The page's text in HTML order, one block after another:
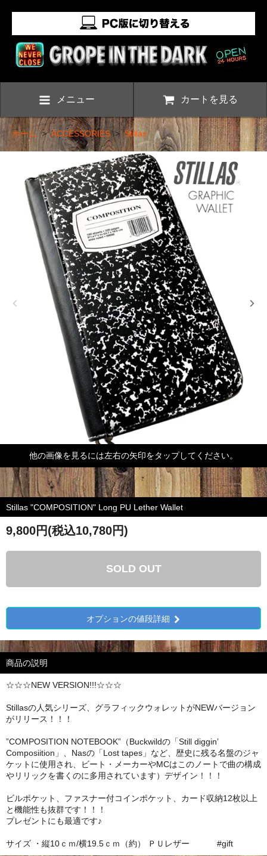
メニュー カートを見る
ホーム>ACCESSORIES>Stillas
他の画像を見るには左右の矢印をタップしてください。
Stillas "COMPOSITION" Long PU Lether Wallet
9,800円(税込10,780円)
SOLD OUT
オプションの値段詳細
商品の説明
☆☆☆NEW VERSION!!!☆☆☆
Stillasの人気シリーズ、グラフィックウォレットがNEWバージョン
がリリース！！！
”COMPOSITION NOTEBOOK”（Buckwildの「Still diggin’
Composiition」、Nasの「Lost tapes」など、歴史に残る名盤のジャ
ケットに使用され、ビート・メーカーやMCはこのノートで曲の構成
やリリックを書くのに多用されています）デザイン！！！
ビルポケット、ファスナー付コインポケット、カード収納12枚以上
と機能性も抜群です！！！
プレゼントにも最適です♪
サイズ ・縦10ｃｍ/横19.5ｃｍ（約） ＰＵレザー #gift